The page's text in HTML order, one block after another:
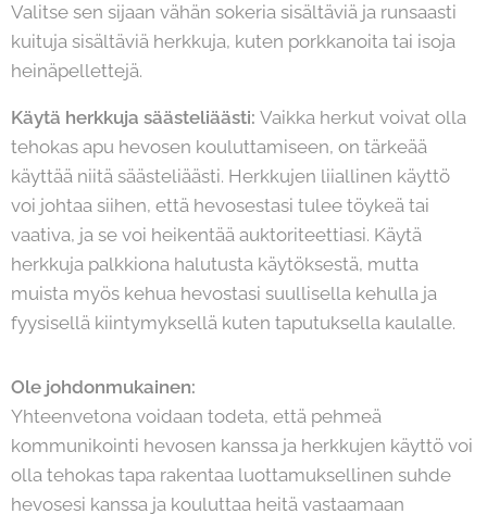
Valitse sen sijaan vähän sokeria sisältäviä ja runsaasti
kuituja sisältäviä herkkuja, kuten porkkanoita tai isoja
heinäpellettejä.
Käytä herkkuja säästeliäästi: Vaikka herkut voivat olla
tehokas apu hevosen kouluttamiseen, on tärkeää
käyttää niitä säästeliäästi. Herkkujen liiallinen käyttö
voi johtaa siihen, että hevosestasi tulee töykeä tai
vaativa, ja se voi heikentää auktoriteettiasi. Käytä
herkkuja palkkiona halutusta käytöksestä, mutta
muista myös kehua hevostasi suullisella kehulla ja
fyysisellä kiintymyksellä kuten taputuksella kaulalle.
Ole johdonmukainen:
Yhteenvetona voidaan todeta, että pehmeä
kommunikointi hevosen kanssa ja herkkujen käyttö voi
olla tehokas tapa rakentaa luottamuksellinen suhde
hevosesi kanssa ja kouluttaa heitä vastaamaan